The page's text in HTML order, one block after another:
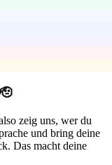
zeig uns, wer du
und bring deine
Das macht deine